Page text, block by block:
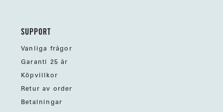
SUPPORT
Vanliga frågor
Garanti 25 år
Köpvillkor
Retur av order
Betalningar